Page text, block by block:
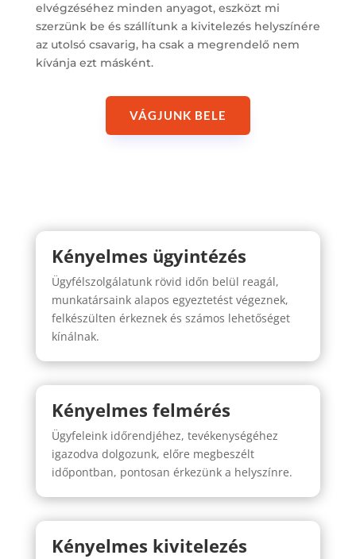
elvégzéséhez minden anyagot, eszközt mi
szerzünk be és szállítunk a kivitelezés helyszínére
az utolsó csavarig, ha csak a megrendelő nem
kívánja ezt másként.
VÁGJUNK BELE
Kényelmes ügyintézés
Ügyfélszolgálatunk rövid időn belül reagál,
munkatársaink alapos egyeztetést végeznek,
felkészülten érkeznek és számos lehetőséget
kínálnak.
Kényelmes felmérés
Ügyfeleink időrendjéhez, tevékenységéhez
igazodva dolgozunk, előre megbeszélt
időpontban, pontosan érkezünk a helyszínre.
Kényelmes kivitelezés